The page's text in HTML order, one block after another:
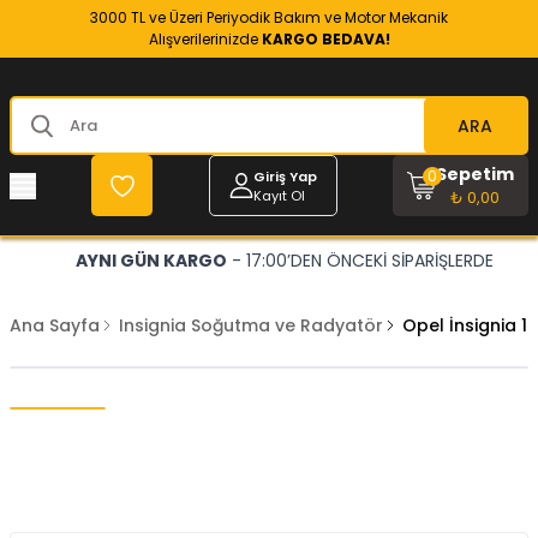
3000 TL ve Üzeri Periyodik Bakım ve Motor Mekanik
Alışverilerinizde KARGO BEDAVA!
ARA
Giriş Yap
Kayıt Ol
Sepetim
₺ 0,00
0
AYNI GÜN KARGO - 17:00’DEN ÖNCEKİ SİPARİŞLERDE
Ana Sayfa Insignia Soğutma ve Radyatör Opel İnsignia